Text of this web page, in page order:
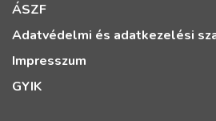
ÁSZF
Adatvédelmi és adatkezelési
Impresszum
GYIK